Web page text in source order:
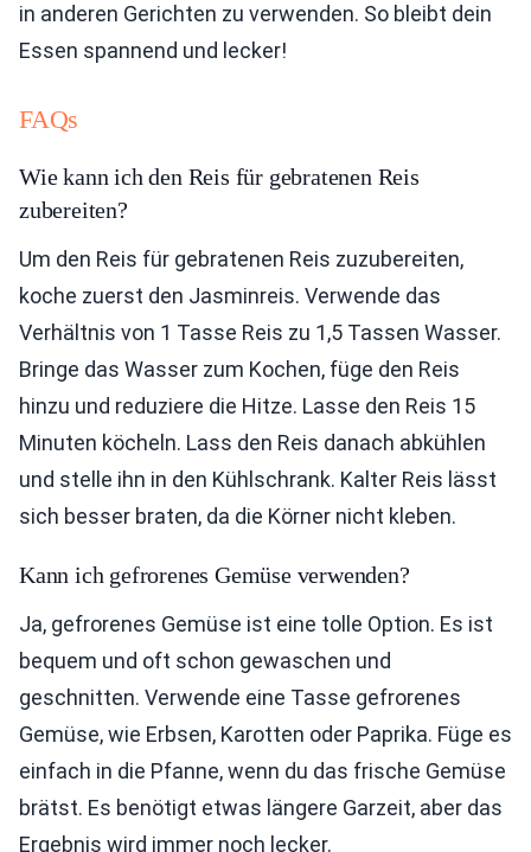
in anderen Gerichten zu verwenden. So bleibt dein
Essen spannend und lecker!
FAQs
Wie kann ich den Reis für gebratenen Reis
zubereiten?
Um den Reis für gebratenen Reis zuzubereiten,
koche zuerst den Jasminreis. Verwende das
Verhältnis von 1 Tasse Reis zu 1,5 Tassen Wasser.
Bringe das Wasser zum Kochen, füge den Reis
hinzu und reduziere die Hitze. Lasse den Reis 15
Minuten köcheln. Lass den Reis danach abkühlen
und stelle ihn in den Kühlschrank. Kalter Reis lässt
sich besser braten, da die Körner nicht kleben.
Kann ich gefrorenes Gemüse verwenden?
Ja, gefrorenes Gemüse ist eine tolle Option. Es ist
bequem und oft schon gewaschen und
geschnitten. Verwende eine Tasse gefrorenes
Gemüse, wie Erbsen, Karotten oder Paprika. Füge es
einfach in die Pfanne, wenn du das frische Gemüse
brätst. Es benötigt etwas längere Garzeit, aber das
Ergebnis wird immer noch lecker.